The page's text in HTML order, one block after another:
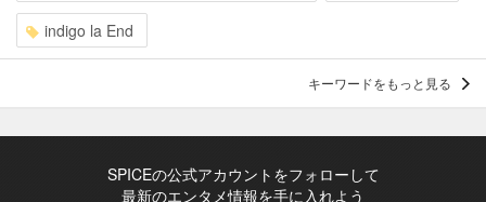
indigo la End
キーワードをもっと見る
SPICEの公式アカウントをフォローして
最新のエンタメ情報を手に入れよう